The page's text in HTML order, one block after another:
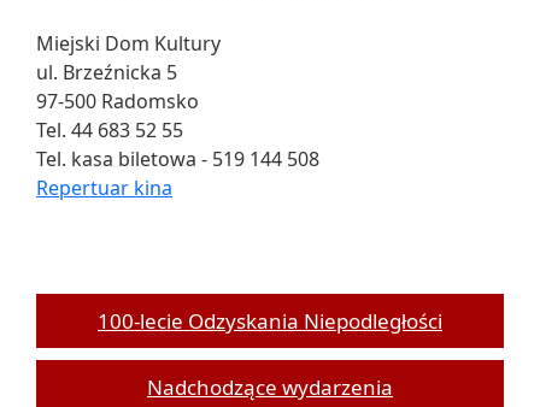
Miejski Dom Kultury
ul. Brzeźnicka 5
97-500 Radomsko
Tel. 44 683 52 55
Tel. kasa biletowa - 519 144 508
Repertuar kina
100-lecie Odzyskania Niepodległości
Nadchodzące wydarzenia